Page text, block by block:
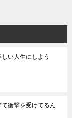
い人生にしよう
衝撃を受けてるん